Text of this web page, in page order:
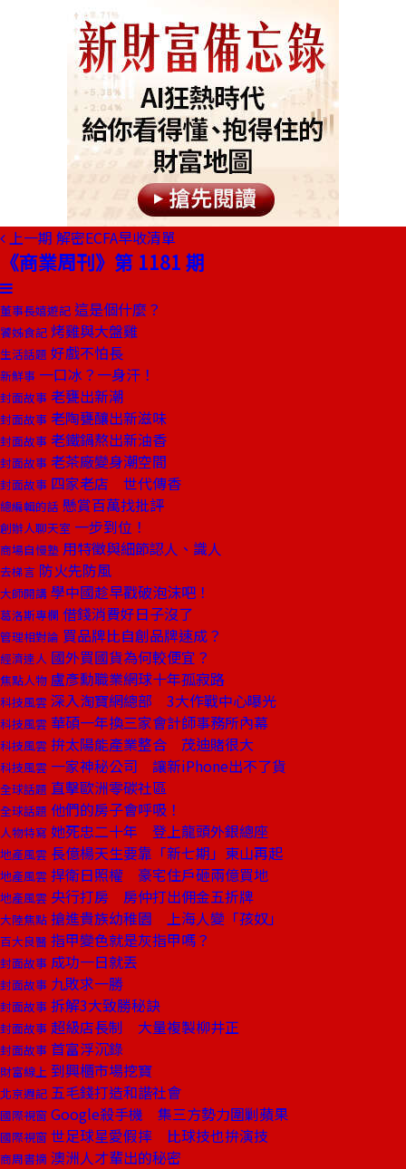
上一期 解密ECFA早收清單
《商業周刊》第 1181 期
董事長嬉遊記 這是個什麼？
饕姊食記 烤雞與大盤雞
生活話題 好戲不怕長
新鮮事 一口冰？一身汗！
封面故事 老甕出新潮
封面故事 老陶甕釀出新滋味
封面故事 老鐵鍋熬出新油香
封面故事 老茶廠變身潮空間
封面故事 四家老店 世代傳香
總編輯的話 懸賞百萬找批評
創辦人聊天室 一步到位！
商場自慢塾 用特徵與細節認人、識人
去梯言 防火先防風
大師開講 學中國趁早戳破泡沫吧！
葛洛斯專欄 借錢消費好日子沒了
管理相對論 買品牌比自創品牌速成？
經濟達人 國外買國貨為何較便宜？
焦點人物 盧彥勳職業網球十年孤寂路
科技風雲 深入淘寶網總部 3大作戰中心曝光
科技風雲 華碩一年換三家會計師事務所內幕
科技風雲 拚太陽能產業整合 茂迪賭很大
科技風雲 一家神秘公司 讓新iPhone出不了貨
全球話題 直擊歐洲零碳社區
全球話題 他們的房子會呼吸！
人物特寫 她死忠二十年 登上龍頭外銀總座
地產風雲 長億楊天生要靠「新七期」東山再起
地產風雲 捍衛日照權 豪宅住戶砸兩億買地
地產風雲 央行打房 房仲打出佣金五折牌
大陸焦點 搶進貴族幼稚園 上海人變「孩奴」
百大良醫 指甲變色就是灰指甲嗎？
封面故事 成功一日就丟
封面故事 九敗求一勝
封面故事 拆解3大致勝秘訣
封面故事 超級店長制 大量複製柳井正
封面故事 首富浮沉錄
財富線上 到興櫃市場挖寶
北京週記 五毛錢打造和諧社會
國際視窗 Google殺手機 集三方勢力圍剿蘋果
國際視窗 世足球星愛假摔 比球技也拚演技
商周書摘 澳洲人才輩出的秘密